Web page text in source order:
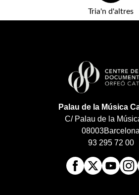
Tria'n d'altres
Palau de la Música
C/ Palau de la
08003Barcelona
93 295 72 00